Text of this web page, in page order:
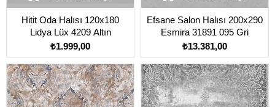
Hitit Oda Halısı 120x180
Lidya Lüx 4209 Altın
₺1.999,00
Efsane Salon Halısı 200x290
Esmira 31891 095 Gri
₺13.381,00